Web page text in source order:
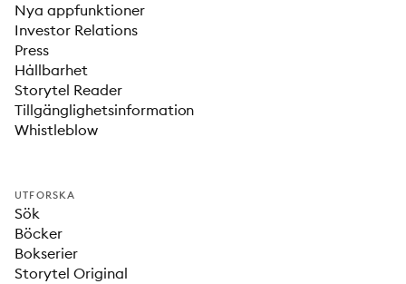
Nya appfunktioner
Investor Relations
Press
Hållbarhet
Storytel Reader
Tillgänglighetsinformation
Whistleblow
UTFORSKA
Sök
Böcker
Bokserier
Storytel Original